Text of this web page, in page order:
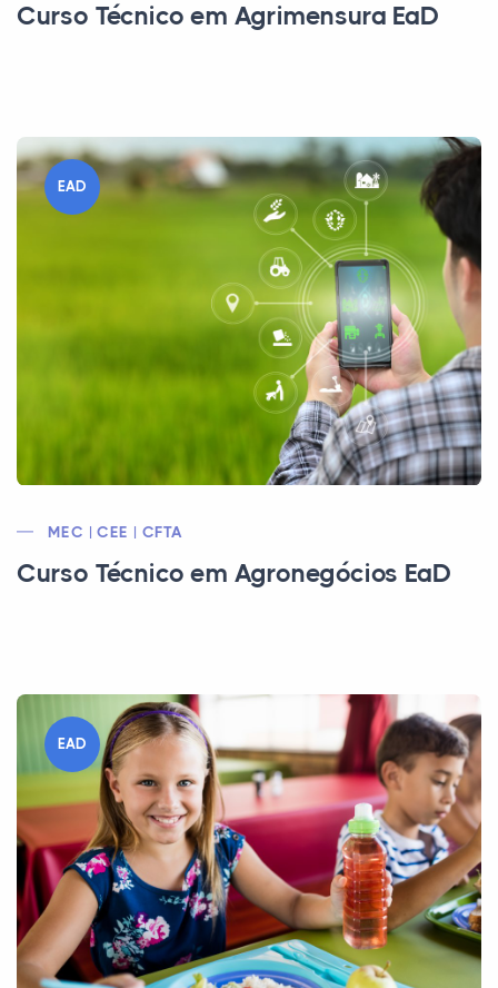
Curso Técnico em Agrimensura EaD
EAD
MEC | CEE | CFTA
Curso Técnico em Agronegócios EaD
EAD